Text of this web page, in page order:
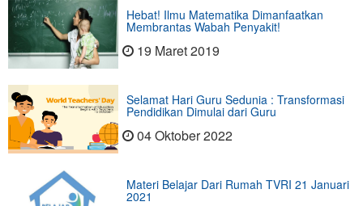
Hebat! Ilmu Matematika Dimanfaatkan
Membrantas Wabah Penyakit!
19 Maret 2019
Selamat Hari Guru Sedunia : Transformasi
Pendidikan Dimulai dari Guru
04 Oktober 2022
Materi Belajar Dari Rumah TVRI 21 Januari
2021